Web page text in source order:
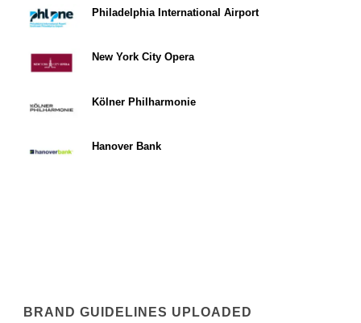
Philadelphia International Airport
New York City Opera
Kölner Philharmonie
Hanover Bank
BRAND GUIDELINES UPLOADED